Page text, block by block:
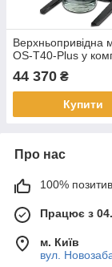
Верхньопривідна
OS-T40-Plus у
44 370 ₴
Купити
Про нас
100%
Працює з
м. Київ
вул.